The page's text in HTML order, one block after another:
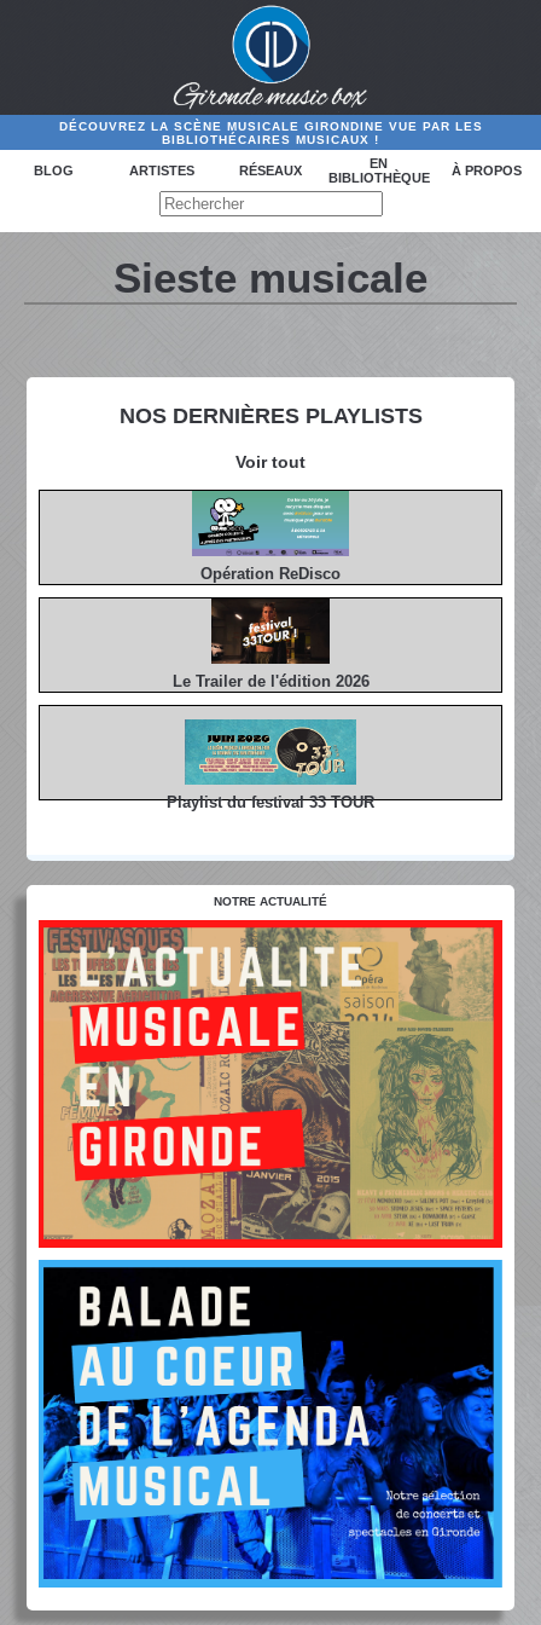
DÉCOUVREZ LA SCÈNE MUSICALE GIRONDINE VUE PAR LES
BIBLIOTHÉCAIRES MUSICAUX !
BLOG ARTISTES RÉSEAUX
EN
BIBLIOTHÈQUE
À PROPOS
NOS DERNIÈRES PLAYLISTS
Voir tout
Opération ReDisco
Le Trailer de l'édition 2026
Playlist du festival 33 TOUR
Sieste musicale
NOTRE ACTUALITÉ